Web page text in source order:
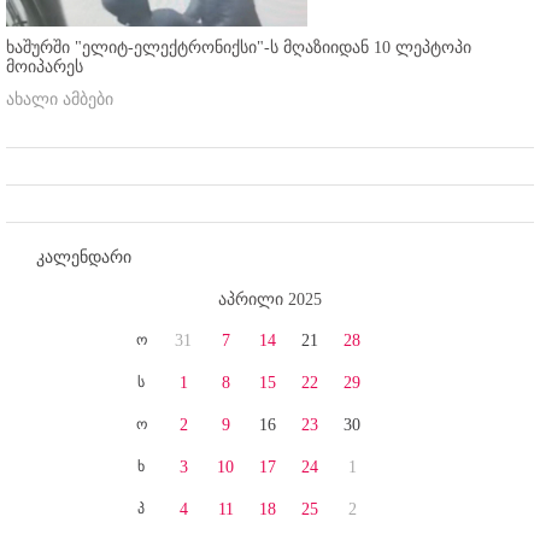
ხაშურში "ელიტ-ელექტრონიქსი"-ს მღაზიიდან 10 ლეპტოპი
მოიპარეს
ახალი ამბები
კალენდარი
აპრილი 2025
ო
ს
ო
ხ
პ
31
1
2
3
4
7
8
9
10
11
14
15
16
17
18
21
22
23
24
25
28
29
30
1
2